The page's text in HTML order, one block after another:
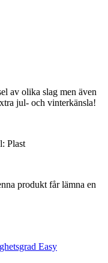
av olika slag men även
jul- och vinterkänsla!
Plast
produkt får lämna en